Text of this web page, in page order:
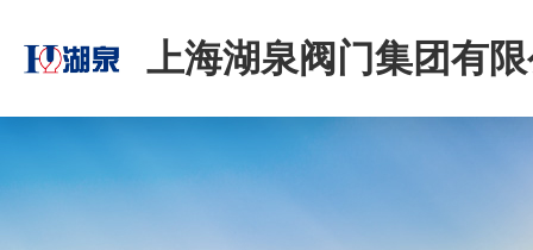
上海湖泉阀门集团有